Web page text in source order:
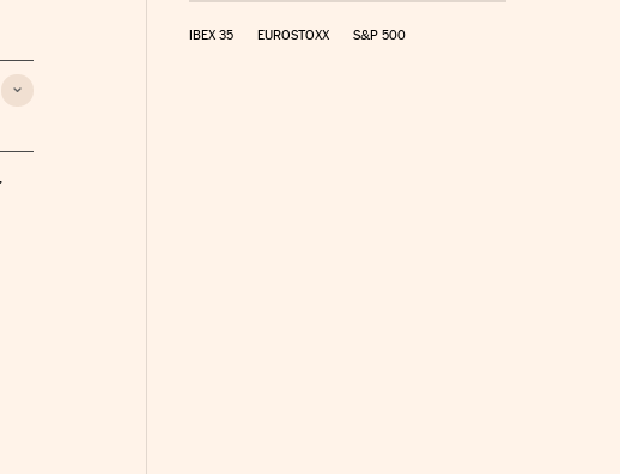
IBEX 35 EUROSTOXX S&P 500